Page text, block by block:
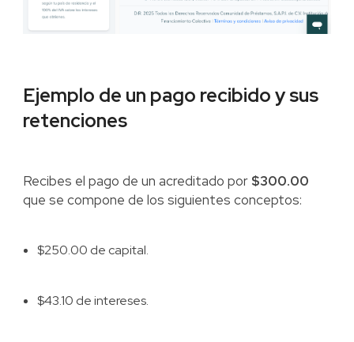
Ejemplo de un pago recibido y sus
retenciones
Recibes el pago de un acreditado por $300.00
que se compone de los siguientes conceptos:
$250.00 de capital.
$43.10 de intereses.